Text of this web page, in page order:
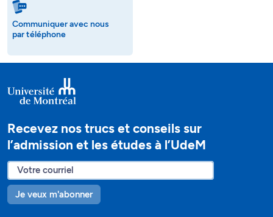
Communiquer avec nous
par téléphone
Recevez nos trucs et conseils sur
l’admission et les études à l’UdeM
Je veux m'abonner